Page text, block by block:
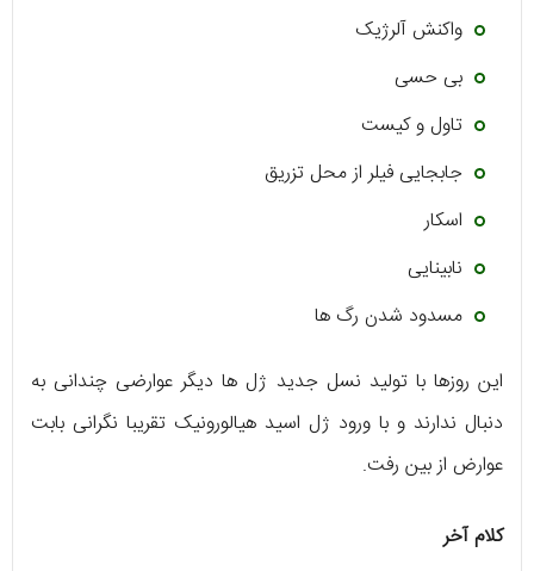
واکنش آلرژیک
بی حسی
تاول و کیست
جابجایی فیلر از محل تزریق
اسکار
نابینایی
مسدود شدن رگ ها
این روزها با تولید نسل جدید ژل ها دیگر عوارضی چندانی به
دنبال ندارند و با ورود ژل اسید هیالورونیک تقریبا نگرانی بابت
عوارض از بین رفت.
کلام آخر